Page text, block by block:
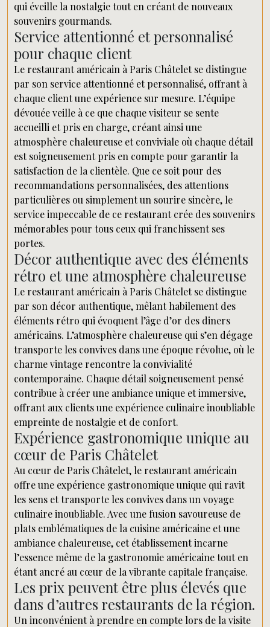
qui éveille la nostalgie tout en créant de nouveaux
souvenirs gourmands.
Service attentionné et personnalisé
pour chaque client
Le restaurant américain à Paris Châtelet se distingue
par son service attentionné et personnalisé, offrant à
chaque client une expérience sur mesure. L’équipe
dévouée veille à ce que chaque visiteur se sente
accueilli et pris en charge, créant ainsi une
atmosphère chaleureuse et conviviale où chaque détail
est soigneusement pris en compte pour garantir la
satisfaction de la clientèle. Que ce soit pour des
recommandations personnalisées, des attentions
particulières ou simplement un sourire sincère, le
service impeccable de ce restaurant crée des souvenirs
mémorables pour tous ceux qui franchissent ses
portes.
Décor authentique avec des éléments
rétro et une atmosphère chaleureuse
Le restaurant américain à Paris Châtelet se distingue
par son décor authentique, mêlant habilement des
éléments rétro qui évoquent l’âge d’or des diners
américains. L’atmosphère chaleureuse qui s’en dégage
transporte les convives dans une époque révolue, où le
charme vintage rencontre la convivialité
contemporaine. Chaque détail soigneusement pensé
contribue à créer une ambiance unique et immersive,
offrant aux clients une expérience culinaire inoubliable
empreinte de nostalgie et de confort.
Expérience gastronomique unique au
cœur de Paris Châtelet
Au cœur de Paris Châtelet, le restaurant américain
offre une expérience gastronomique unique qui ravit
les sens et transporte les convives dans un voyage
culinaire inoubliable. Avec une fusion savoureuse de
plats emblématiques de la cuisine américaine et une
ambiance chaleureuse, cet établissement incarne
l’essence même de la gastronomie américaine tout en
étant ancré au cœur de la vibrante capitale française.
Les prix peuvent être plus élevés que
dans d’autres restaurants de la région.
Un inconvénient à prendre en compte lors de la visite